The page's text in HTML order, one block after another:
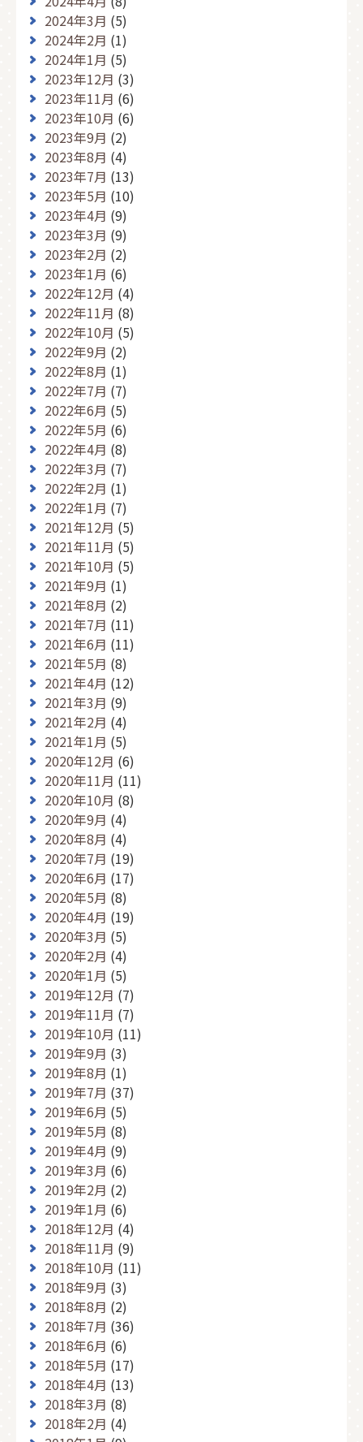
2024年3月 (5)
2024年2月 (1)
2024年1月 (5)
2023年12月 (3)
2023年11月 (6)
2023年10月 (6)
2023年9月 (2)
2023年8月 (4)
2023年7月 (13)
2023年5月 (10)
2023年4月 (9)
2023年3月 (9)
2023年2月 (2)
2023年1月 (6)
2022年12月 (4)
2022年11月 (8)
2022年10月 (5)
2022年9月 (2)
2022年8月 (1)
2022年7月 (7)
2022年6月 (5)
2022年5月 (6)
2022年4月 (8)
2022年3月 (7)
2022年2月 (1)
2022年1月 (7)
2021年12月 (5)
2021年11月 (5)
2021年10月 (5)
2021年9月 (1)
2021年8月 (2)
2021年7月 (11)
2021年6月 (11)
2021年5月 (8)
2021年4月 (12)
2021年3月 (9)
2021年2月 (4)
2021年1月 (5)
2020年12月 (6)
2020年11月 (11)
2020年10月 (8)
2020年9月 (4)
2020年8月 (4)
2020年7月 (19)
2020年6月 (17)
2020年5月 (8)
2020年4月 (19)
2020年3月 (5)
2020年2月 (4)
2020年1月 (5)
2019年12月 (7)
2019年11月 (7)
2019年10月 (11)
2019年9月 (3)
2019年8月 (1)
2019年7月 (37)
2019年6月 (5)
2019年5月 (8)
2019年4月 (9)
2019年3月 (6)
2019年2月 (2)
2019年1月 (6)
2018年12月 (4)
2018年11月 (9)
2018年10月 (11)
2018年9月 (3)
2018年8月 (2)
2018年7月 (36)
2018年6月 (6)
2018年5月 (17)
2018年4月 (13)
2018年3月 (8)
2018年2月 (4)